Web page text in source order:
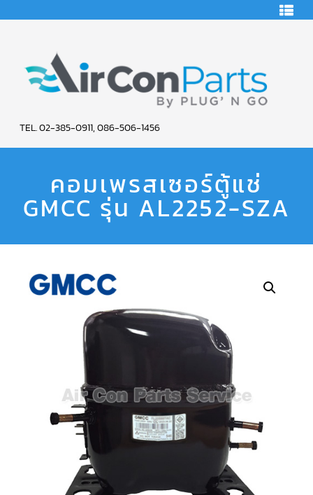
AIR
CON
PARTS
SERVICE
TEL. 02-385-0911, 086-506-1456
HOME
คอมเพรสเซอร์
COPELAND
COPELAND
น้ำยา
แอร์
R22
คอมเพรสเซอร์
COPELAND
น้ำยา
แอร์
คอมเพรสเซอร์
แอร์
SCROLL
COPELAND
น้ำยา
แอร์
R407C
คอมเพรสเซอร์
SCROLL
COPELAND
น้ำยา
แอร์
R410A
คอมเพรสเซอร์ตู้แช่
GMCC รุ่น AL2252-SZA